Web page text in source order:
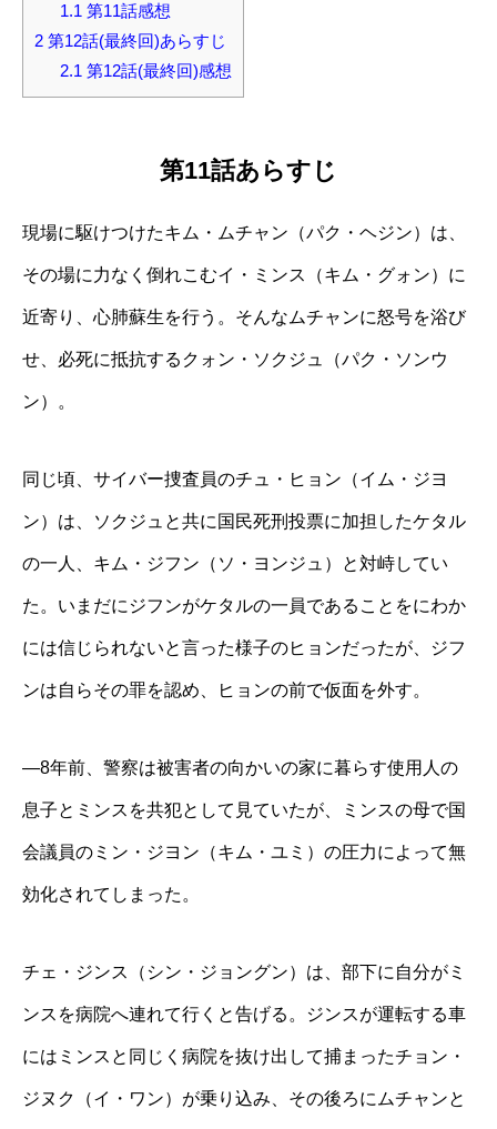
1.1 第11話感想
2 第12話(最終回)あらすじ
2.1 第12話(最終回)感想
第11話あらすじ
現場に駆けつけたキム・ムチャン（パク・ヘジン）は、
その場に力なく倒れこむイ・ミンス（キム・グォン）に
近寄り、心肺蘇生を行う。そんなムチャンに怒号を浴び
せ、必死に抵抗するクォン・ソクジュ（パク・ソンウ
ン）。
同じ頃、サイバー捜査員のチュ・ヒョン（イム・ジヨ
ン）は、ソクジュと共に国民死刑投票に加担したケタル
の一人、キム・ジフン（ソ・ヨンジュ）と対峙してい
た。いまだにジフンがケタルの一員であることをにわか
には信じられないと言った様子のヒョンだったが、ジフ
ンは自らその罪を認め、ヒョンの前で仮面を外す。
―8年前、警察は被害者の向かいの家に暮らす使用人の
息子とミンスを共犯として見ていたが、ミンスの母で国
会議員のミン・ジヨン（キム・ユミ）の圧力によって無
効化されてしまった。
チェ・ジンス（シン・ジョングン）は、部下に自分がミ
ンスを病院へ連れて行くと告げる。ジンスが運転する車
にはミンスと同じく病院を抜け出して捕まったチョン・
ジヌク（イ・ワン）が乗り込み、その後ろにムチャンと